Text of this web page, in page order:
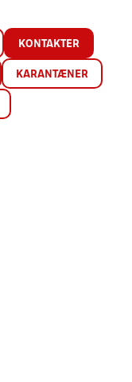
KONTAKTER
KARANTÆNER